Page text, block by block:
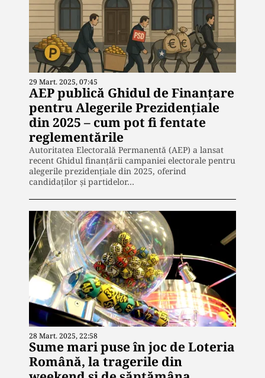
29 Mart. 2025, 07:45
AEP publică Ghidul de Finanțare
pentru Alegerile Prezidențiale
din 2025 – cum pot fi fentate
reglementările
Autoritatea Electorală Permanentă (AEP) a lansat
recent Ghidul finanțării campaniei electorale pentru
alegerile prezidențiale din 2025, oferind
candidaților și partidelor…
28 Mart. 2025, 22:58
Sume mari puse în joc de Loteria
Română, la tragerile din